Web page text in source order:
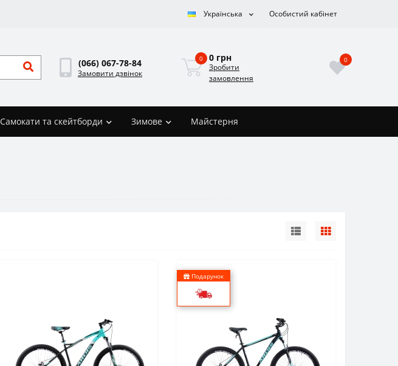
Українська Особистий кабінет
(066) 067-78-84
Замовити дзвінок
0 0 грн
Зробити
замовлення
0
Самокати та скейтборди Зимове Майстерня
Подарунок